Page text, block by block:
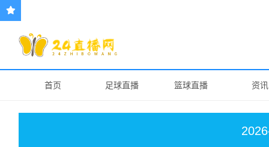
首页 足球直播 篮球直播 资讯